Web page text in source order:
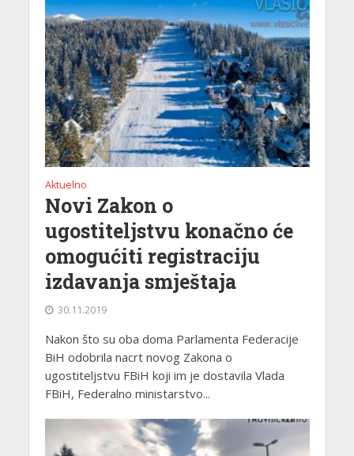
Aktuelno
Novi Zakon o
ugostiteljstvu konačno će
omogućiti registraciju
izdavanja smještaja
30.11.2019
Nakon što su oba doma Parlamenta Federacije
BiH odobrila nacrt novog Zakona o
ugostiteljstvu FBiH koji im je dostavila Vlada
FBiH, Federalno ministarstvo...